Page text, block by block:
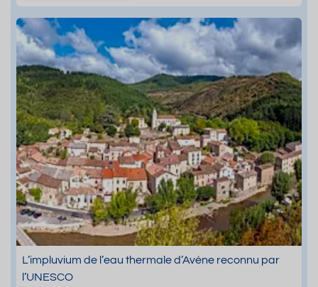
L’impluvium de l’eau thermale d’Avène reconnu par
l’UNESCO